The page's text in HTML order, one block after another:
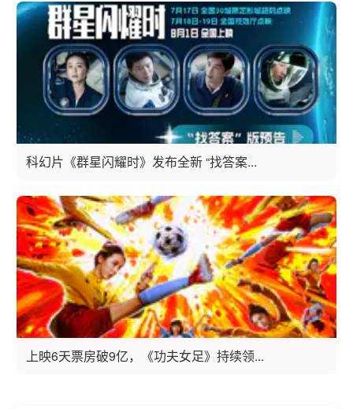
科幻片《群星闪耀时》发布全新 “找答案...
上映6天票房破9亿，《功夫女足》持续领...